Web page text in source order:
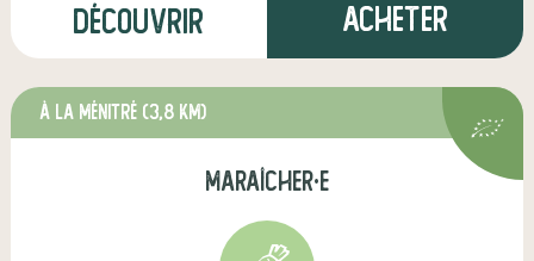
Découvrir Acheter
à La Ménitré (3,8 km)
maraîcher·e